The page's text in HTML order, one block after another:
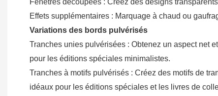
Effets supplémentaires : Marquage à chaud ou
Variations des bords pulvérisés
Tranches unies pulvérisées : Obtenez un aspect net
pour les éditions spéciales minimalistes.
Tranches à motifs pulvérisés : Créez des motifs de
idéaux pour les éditions spéciales et les livres de